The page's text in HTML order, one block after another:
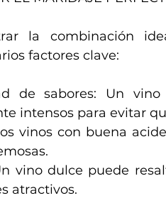
la combinación
factores clave:
de sabores: Un
intensos para evitar
vinos con buena
vino dulce puede
atractivos.